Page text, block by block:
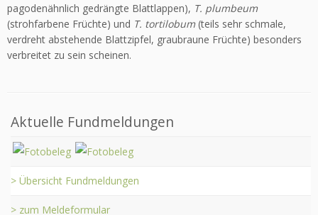
pagodenähnlich gedrängte Blattlappen), T. plumbeum
(strohfarbene Früchte) und T. tortilobum (teils sehr schmale,
verdreht abstehende Blattzipfel, graubraune Früchte) besonders
verbreitet zu sein scheinen.
Aktuelle Fundmeldungen
> Übersicht Fundmeldungen
> zum Meldeformular